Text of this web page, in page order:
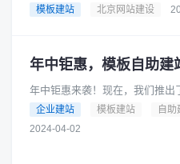
适的网站类型根据你的业务需求
模板建站 北京网站建设
年中钜惠，模板自助建
年中钜惠来袭！现在，我们推
自助建站，只需1000元起！是
可以拥有一个专业的网......
企业建站 模板建站 自助
2024-04-02